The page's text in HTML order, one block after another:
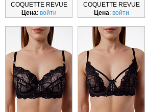
COQUETTE REVUE
Т62130-18
Цена: войти
COQUETTE REVUE
Т61130-18
Цена: войти